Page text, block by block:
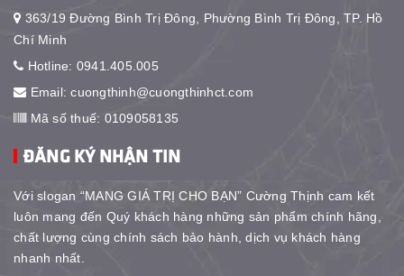
363/19 Đường Bình Trị Đông, Phường Bình Trị Đông, TP. Hồ
Chí Minh
Hotline: 0941.405.005
Email:cuongthinh@cuongthinhct.com
Mã số thuế: 0109058135
ĐĂNG KÝ NHẬN TIN
Với slogan “MANG GIÁ TRỊ CHO BẠN” Cường Thịnh cam kết
luôn mang đến Quý khách hàng những sản phẩm chính hãng,
chất lượng cùng chính sách bảo hành, dịch vụ khách hàng
nhanh nhất.